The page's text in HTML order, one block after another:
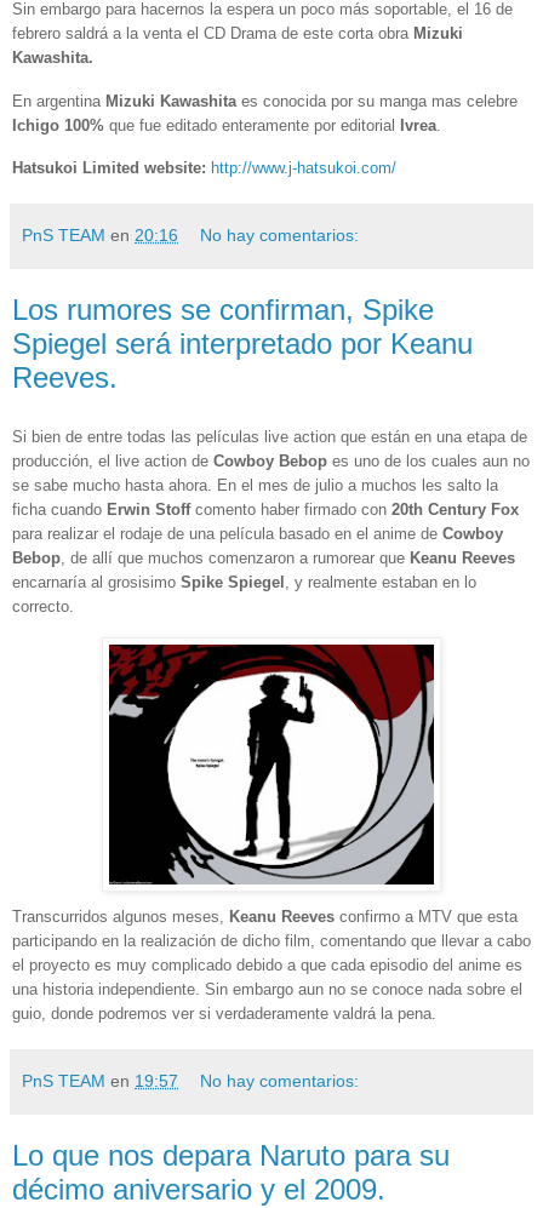
Sin embargo para hacernos la espera un poco más soportable, el 16 de
febrero saldrá a la venta el CD Drama de este corta obra Mizuki
Kawashita.
En argentina Mizuki Kawashita es conocida por su manga mas celebre
Ichigo 100% que fue editado enteramente por editorial Ivrea
Hatsukoi Limited website: http://www.j-hatsukoi.com/
PnS TEAM en 20:16 No hay comentarios:
Los rumores se confirman, Spike
Spiegel será interpretado por Keanu
Reeves.
Si bien de entre todas las películas live action que están en una etapa de
producción, el live action de Cowboy Bebop es uno de los cuales aun no
se sabe mucho hasta ahora. En el mes de julio a muchos les salto la
ficha cuando Erwin Stoff comento haber firmado con 20th Century Fox
para realizar el rodaje de una película basado en el anime de Cowboy
Bebop, de allí que muchos comenzaron a rumorear que Keanu Reeves
encarnaría al grosisimo Spike Spiegel , y realmente estaban en lo
correcto.
Transcurridos algunos meses, Keanu Reeves confirmo a MTV que esta
participando en la realización de dicho film, comentando que llevar a cabo
el proyecto es muy complicado debido a que cada episodio del anime es
una historia independiente. Sin embargo aun no se conoce nada sobre el
guio, donde podremos ver si verdaderamente valdrá la pena.
PnS TEAM en 19:57 No hay comentarios:
Lo que nos depara Naruto para su
décimo aniversario y el 2009.